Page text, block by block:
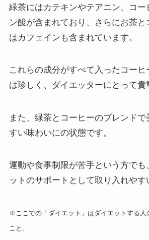
緑茶にはカテキンやテアニン、コ
ン酸が含まれており、さらにお茶
はカフェインも含まれています。
これらの成分がすべて入ったコー
は珍しく、ダイエッターにとって貴
また、緑茶とコーヒーのブレンド
すい味わいにの状態です。
運動や食事制限が苦手という方でも
ットのサポートとして取り入れやす
※ここでの「ダイエット」はダイエットする人
こと。